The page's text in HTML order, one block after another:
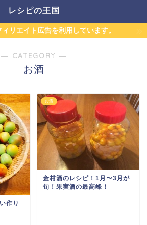
レシピの王国
リエイト広告を利用しています。
― CATEGORY ―
お酒
作り
お酒
金柑酒のレシピ！1月〜3月が
旬！果実酒の最高峰！